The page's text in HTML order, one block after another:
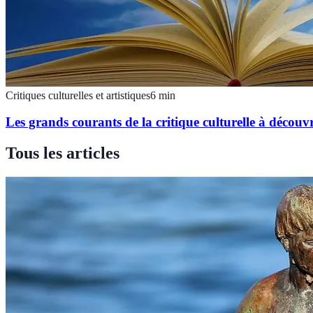
Critiques culturelles et artistiques6 min
Les grands courants de la critique culturelle à
Tous les articles